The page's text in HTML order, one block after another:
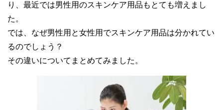
り、最近では男性用のスキンケア用品もとても増えまし
た。
では、なぜ男性用と女性用でスキンケア用品は分かれてい
るのでしょう？
その違いについてまとめてみました。